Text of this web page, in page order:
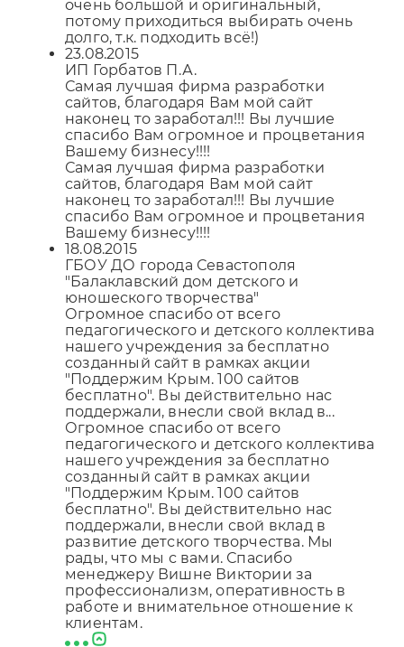
очень большой и оригинальный,
потому приходиться выбирать очень
долго, т.к. подходить всё!)
23.08.2015
ИП Горбатов П.А.
Самая лучшая фирма разработки
сайтов, благодаря Вам мой сайт
наконец то заработал!!! Вы лучшие
спасибо Вам огромное и процветания
Вашему бизнесу!!!!
Самая лучшая фирма разработки
сайтов, благодаря Вам мой сайт
наконец то заработал!!! Вы лучшие
спасибо Вам огромное и процветания
Вашему бизнесу!!!!
18.08.2015
ГБОУ ДО города Севастополя
"Балаклавский дом детского и
юношеского творчества"
Огромное спасибо от всего
педагогического и детского коллектива
нашего учреждения за бесплатно
созданный сайт в рамках акции
"Поддержим Крым. 100 сайтов
бесплатно". Вы действительно нас
поддержали, внесли свой вклад в...
Огромное спасибо от всего
педагогического и детского коллектива
нашего учреждения за бесплатно
созданный сайт в рамках акции
"Поддержим Крым. 100 сайтов
бесплатно". Вы действительно нас
поддержали, внесли свой вклад в
развитие детского творчества. Мы
рады, что мы с вами. Спасибо
менеджеру Вишне Виктории за
профессионализм, оперативность в
работе и внимательное отношение к
клиентам.